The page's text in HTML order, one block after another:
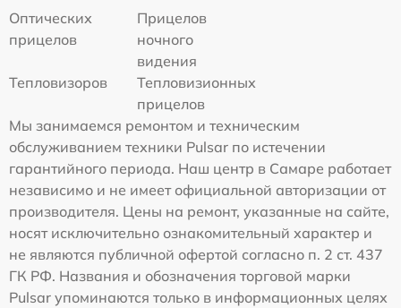
Оптических
прицелов
Прицелов
ночного
видения
Тепловизоров
Тепловизионных
прицелов
Мы занимаемся ремонтом и техническим
обслуживанием техники Pulsar по истечении
гарантийного периода. Наш центр в Самаре работает
независимо и не имеет официальной авторизации от
производителя. Цены на ремонт, указанные на сайте,
носят исключительно ознакомительный характер и
не являются публичной офертой согласно п. 2 ст. 437
ГК РФ. Названия и обозначения торговой марки
Pulsar упоминаются только в информационных целях